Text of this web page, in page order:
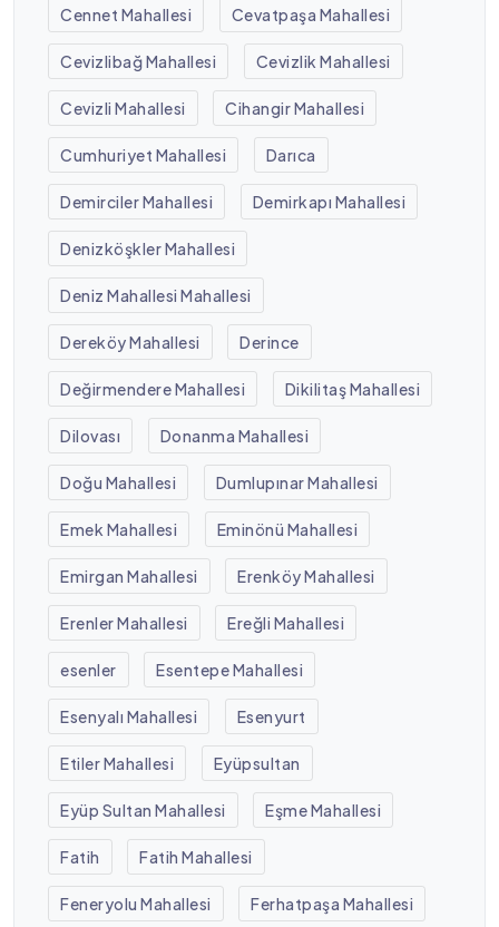
Cennet Mahallesi Cevatpaşa Mahallesi
Cevizlibağ Mahallesi Cevizlik Mahallesi
Cevizli Mahallesi Cihangir Mahallesi
Cumhuriyet Mahallesi Darıca
Demirciler Mahallesi Demirkapı Mahallesi
Denizköşkler Mahallesi
Deniz Mahallesi Mahallesi
Dereköy Mahallesi Derince
Değirmendere Mahallesi Dikilitaş Mahallesi
Dilovası Donanma Mahallesi
Doğu Mahallesi Dumlupınar Mahallesi
Emek Mahallesi Eminönü Mahallesi
Emirgan Mahallesi Erenköy Mahallesi
Erenler Mahallesi Ereğli Mahallesi
esenler Esentepe Mahallesi
Esenyalı Mahallesi Esenyurt
Etiler Mahallesi Eyüpsultan
Eyüp Sultan Mahallesi Eşme Mahallesi
Fatih Fatih Mahallesi
Feneryolu Mahallesi Ferhatpaşa Mahallesi